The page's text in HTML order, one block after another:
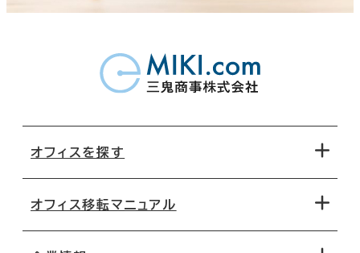
オフィスを探す
オフィス移転マニュアル